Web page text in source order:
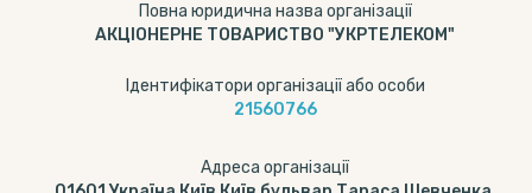
Повна юридична назва організації
АКЦІОНЕРНЕ ТОВАРИСТВО "УКРТЕЛЕКОМ"
Ідентифікатори організації або особи
21560766
Адреса організації